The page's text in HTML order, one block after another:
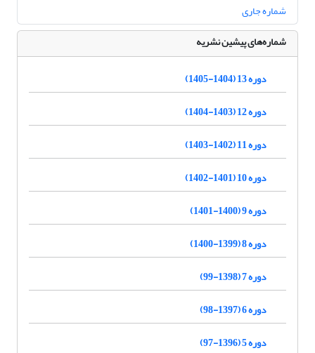
شماره جاری
شماره‌های پیشین نشریه
دوره 13 (1404-1405)
دوره 12 (1403-1404)
دوره 11 (1402-1403)
دوره 10 (1401-1402)
دوره 9 (1400-1401)
دوره 8 (1399-1400)
دوره 7 (1398-99)
دوره 6 (1397-98)
دوره 5 (1396-97)